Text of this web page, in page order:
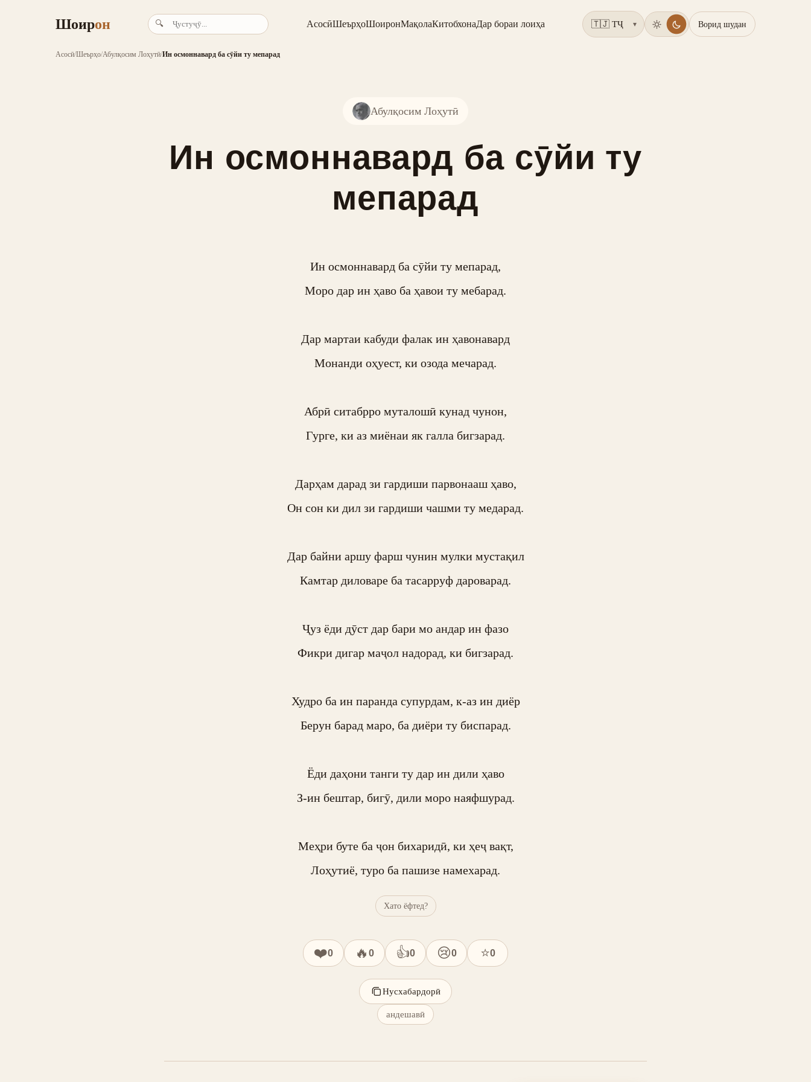
Шоирон 🔍 АсосӣШеърҳоШоиронМақолаКитобхонаДар бораи лоиҳа ▾ Ворид шудан
Асосӣ/Шеърҳо/Абулқосим Лоҳутӣ/Ин осмоннавард ба сӯйи ту мепарад
Абулқосим Лоҳутӣ
Ин осмоннавард ба сӯйи ту
мепарад
Ин осмоннавард ба сӯйи ту мепарад,
Моро дар ин ҳаво ба ҳавои ту мебарад.
Дар мартаи кабуди фалак ин ҳавонавард
Монанди оҳуест, ки озода мечарад.
Абрӣ ситабрро муталошӣ кунад чунон,
Гурге, ки аз миёнаи як галла бигзарад.
Дарҳам дарад зи гардиши парвонааш ҳаво,
Он сон ки дил зи гардиши чашми ту медарад.
Дар байни аршу фарш чунин мулки мустақил
Камтар диловаре ба тасарруф дароварад.
Ҷуз ёди дӯст дар бари мо андар ин фазо
Фикри дигар маҷол надорад, ки бигзарад.
Худро ба ин паранда супурдам, к-аз ин диёр
Берун барад маро, ба диёри ту биспарад.
Ёди даҳони танги ту дар ин дили ҳаво
З-ин бештар, бигӯ, дили моро наяфшурад.
Меҳри буте ба ҷон бихаридӣ, ки ҳеҷ вақт,
Лоҳутиё, туро ба пашизе намехарад.
Хато ёфтед?
❤️0 🔥 0 👍0 😢0 ⭐0
Нусхабардорӣ
андешавӣ